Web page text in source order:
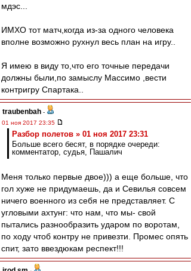
мдэс...
ИМХО тот матч,когда из-за одного человека
вполне возможно рухнул весь план на игру..
Я имею в виду то,что его точные передачи
должны были,по замыслу Массимо ,вести
контригру Спартака..
traubenbah -
01 ноя 2017 23:35
Разбор полетов » 01 ноя 2017 23:31
Больше всего бесят, в порядке очереди:
комментатор, судья, Пашалич
Меня только первые двое))) а еще больше, что
гол хуже не придумаешь, да и Севилья совсем
ничего военного из себя не представляет. С
угловыми ахтунг: что нам, что мы- свой
пытались разнообразить ударом по воротам,
по ходу чтоб контру не привезти. Промес опять
спит, зато ввездюкам респект!!!